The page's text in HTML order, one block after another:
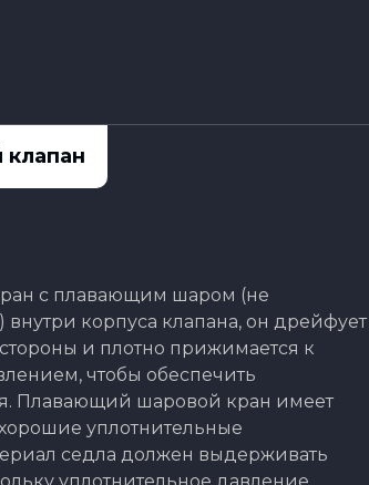
с плавающим шаром (не
корпуса клапана, он дрейфует
и плотно прижимается к
чтобы обеспечить
Плавающий шаровой кран имеет
уплотнительные
седла должен выдерживать